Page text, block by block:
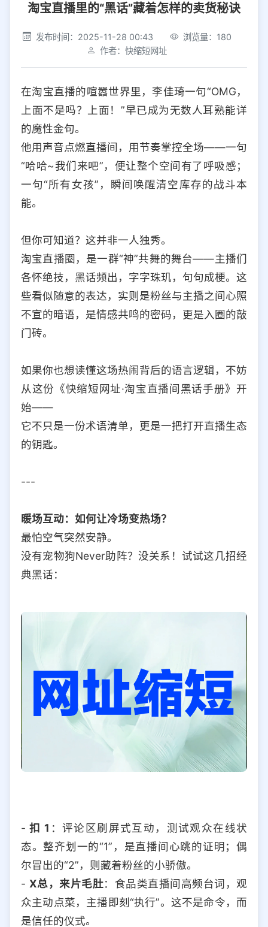
社交平台 电商平台
选择防红平台类型，避免链接被拦截
iOS Android PC 其他
选择允许访问的平台类型
淘宝直播里的“黑话”藏着怎样的卖货秘诀
发布时间：2025-11-28 00:43
浏览量：180
作者：快缩短网址
在淘宝直播的喧嚣世界里，李佳琦一句“OMG，
上面不是吗？上面！”早已成为无数人耳熟能详
的魔性金句。
他用声音点燃直播间，用节奏掌控全场——一句
“哈哈~我们来吧”，便让整个空间有了呼吸感；
一句“所有女孩”，瞬间唤醒清空库存的战斗本
能。
但你可知道？这并非一人独秀。
淘宝直播圈，是一群“神”共舞的舞台——主播们
各怀绝技，黑话频出，字字珠玑，句句成梗。这
些看似随意的表达，实则是粉丝与主播之间心照
不宣的暗语，是情感共鸣的密码，更是入圈的敲
门砖。
如果你也想读懂这场热闹背后的语言逻辑，不妨
从这份《快缩短网址·淘宝直播间黑话手册》开
始——
它不只是一份术语清单，更是一把打开直播生态
的钥匙。
---
暖场互动：如何让冷场变热场？
最怕空气突然安静。
没有宠物狗Never助阵？没关系！试试这几招经
典黑话：
-扣 1 ：评论区刷屏式互动，测试观众在线状
态。整齐划一的“1”，是直播间心跳的证明；偶
尔冒出的“2”，则藏着粉丝的小骄傲。
- X总，来片毛肚：食品类直播间高频台词，观
众主动点菜，主播即刻“执行”。这不是命令，而
是信任的仪式。